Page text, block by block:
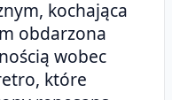
kochająca
obdarzona
wobec
które